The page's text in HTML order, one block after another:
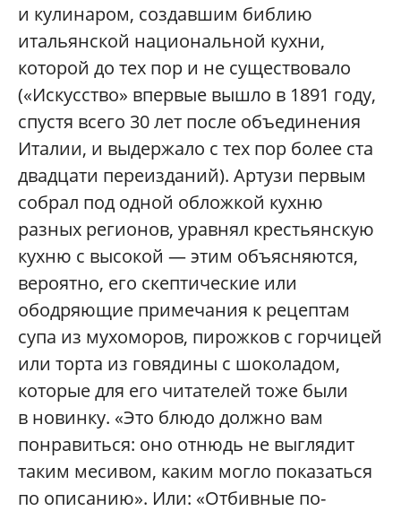
и кулинаром, создавшим библию
итальянской национальной кухни,
которой до тех пор и не существовало
(«Искусство» впервые вышло в 1891 году,
спустя всего 30 лет после объединения
Италии, и выдержало с тех пор более ста
двадцати переизданий). Артузи первым
собрал под одной обложкой кухню
разных регионов, уравнял крестьянскую
кухню с высокой — этим объясняются,
вероятно, его скептические или
ободряющие примечания к рецептам
супа из мухоморов, пирожков с горчицей
или торта из говядины с шоколадом,
которые для его читателей тоже были
в новинку. «Это блюдо должно вам
понравиться: оно отнюдь не выглядит
таким месивом, каким могло показаться
по описанию». Или: «Отбивные по-